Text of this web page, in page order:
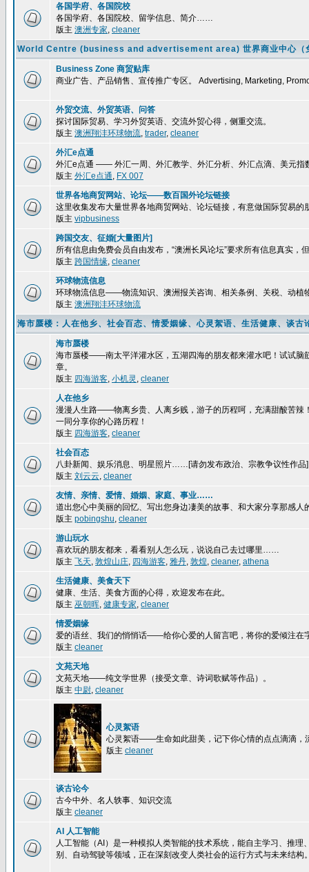
各国学府、各国院校
各国学府、各国院校、留学信息、简介……
版主 澳洲专家, cleaner
World Centre (business and advertisement area) 世界商业中心（
Business Zone 商贸贴库
商业广告、产品销售、宣传推广专区。 Advertising, Marketing,
外贸交流、外贸英语、问答
探讨国际贸易、学习外贸英语、交流外贸心得，侧重交流。
版主 澳洲翔沣环球物流, trader, cleaner
外汇e点通
外汇e点通 —— 外汇一周、外汇教学、外汇分析、外汇点滴、美元
版主 外汇e点通, FX 007
世界各地商贸网站、论坛——数百国外论坛链接
这里收集发布大量世界各地商贸网站、论坛链接，有意做国际贸易的
版主 vipbusiness
跨国交友、征婚[大量图片]
所有信息由免费会员自由发布，“澳洲长风论坛”要求所有信息真实，
版主 跨国情缘, cleaner
环球物流信息
环球物流信息——物流知识、澳洲报关咨询、相关条例、关税、动植
版主 澳洲翔沣环球物流
海市蜃楼：人在他乡、社会百态、情爱姻缘、心灵絮语、生活健康、谈
海市蜃楼
海市蜃楼——南太平洋灌水区，五湖四海的朋友都来灌水吧！试试脑
章。
版主 四海游客, 小机灵 , cleaner
人在他乡
漫漫人生路——物离乡贵、人离乡贱，游子的历程呵，充满甜酸苦辣
一同分享你的心路历程！
版主 四海游客, cleaner
社会百态
八卦新闻、娱乐消息、明星照片……[请勿发布政治、宗教争议性作品]
版主 刘云云, cleaner
友情、亲情、爱情、婚姻、家庭、事业……
道出您心中美丽的回忆、写出您身边凄美的故事、和大家分享那感
版主 pobingshu, cleaner
游山玩水
喜欢玩的朋友都来，看看别人怎么玩，说说自己去过哪里……
版主 飞天, 敦煌山庄, 四海游客, 雅丹, 敦煌, cleaner, athena
生活健康、美食天下
健康、生活、美食方面的心得，欢迎发布在此。
版主 巫朝晖, 健康专家, cleaner
情爱姻缘
爱的语丝、我们的悄悄话——给你心爱的人留言吧，将你的爱倾注
版主 cleaner
文苑天地
文苑天地——纯文学世界（接受文章、诗词歌赋等作品）。
版主 中尉, cleaner
心灵絮语
心灵絮语——生命如此甜美，记下你心情的点点滴滴，
版主 cleaner
谈古论今
古今中外、名人轶事、知识交流
版主 cleaner
AI 人工智能
人工智能（AI）是一种模拟人类智能的技术系统，能自主学习、推
别、自动驾驶等领域，正在深刻改变人类社会的运行方式与未来结构